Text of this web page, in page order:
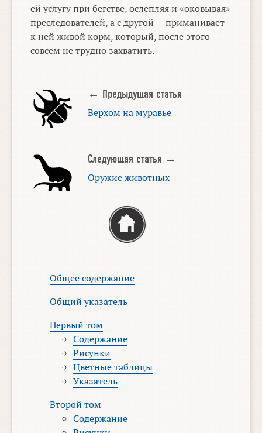
ей услугу при бегстве, ослепляя и «оковывая»
преследователей, а с другой — приманивает
к ней живой корм, который, после этого
совсем не трудно захватить.
← Предыдущая статья
Верхом на муравье
Следующая статья →
Оружие животных
Общее содержание
Общий указатель
Первый том
Содержание
Рисунки
Цветные таблицы
Указатель
Второй том
Содержание